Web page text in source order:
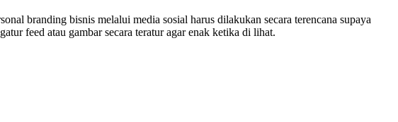
branding bisnis melalui media sosial harus dilakukan secara terencana supaya
feed atau gambar secara teratur agar enak ketika di lihat.